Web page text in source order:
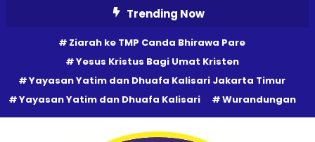
Trending Now
Ziarah ke TMP Canda Bhirawa Pare
Yesus Kristus Bagi Umat Kristen
Yayasan Yatim dan Dhuafa Kalisari Jakarta Timur
Yayasan Yatim dan Dhuafa Kalisari
Wurandungan